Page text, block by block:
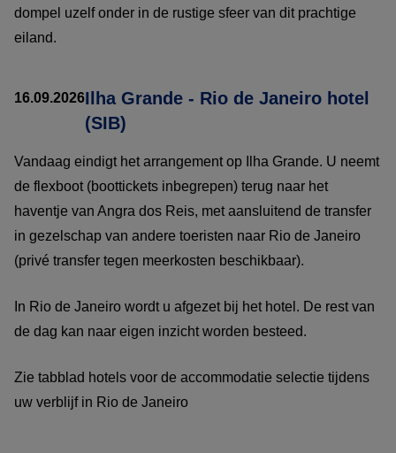
dompel uzelf onder in de rustige sfeer van dit prachtige
eiland.
16.09.2026Ilha Grande - Rio de Janeiro hotel
(SIB)
Vandaag eindigt het arrangement op Ilha Grande. U neemt
de flexboot (boottickets inbegrepen) terug naar het
haventje van Angra dos Reis, met aansluitend de transfer
in gezelschap van andere toeristen naar Rio de Janeiro
(privé transfer tegen meerkosten beschikbaar).
In Rio de Janeiro wordt u afgezet bij het hotel. De rest van
de dag kan naar eigen inzicht worden besteed.
Zie tabblad hotels voor de accommodatie selectie tijdens
uw verblijf in Rio de Janeiro